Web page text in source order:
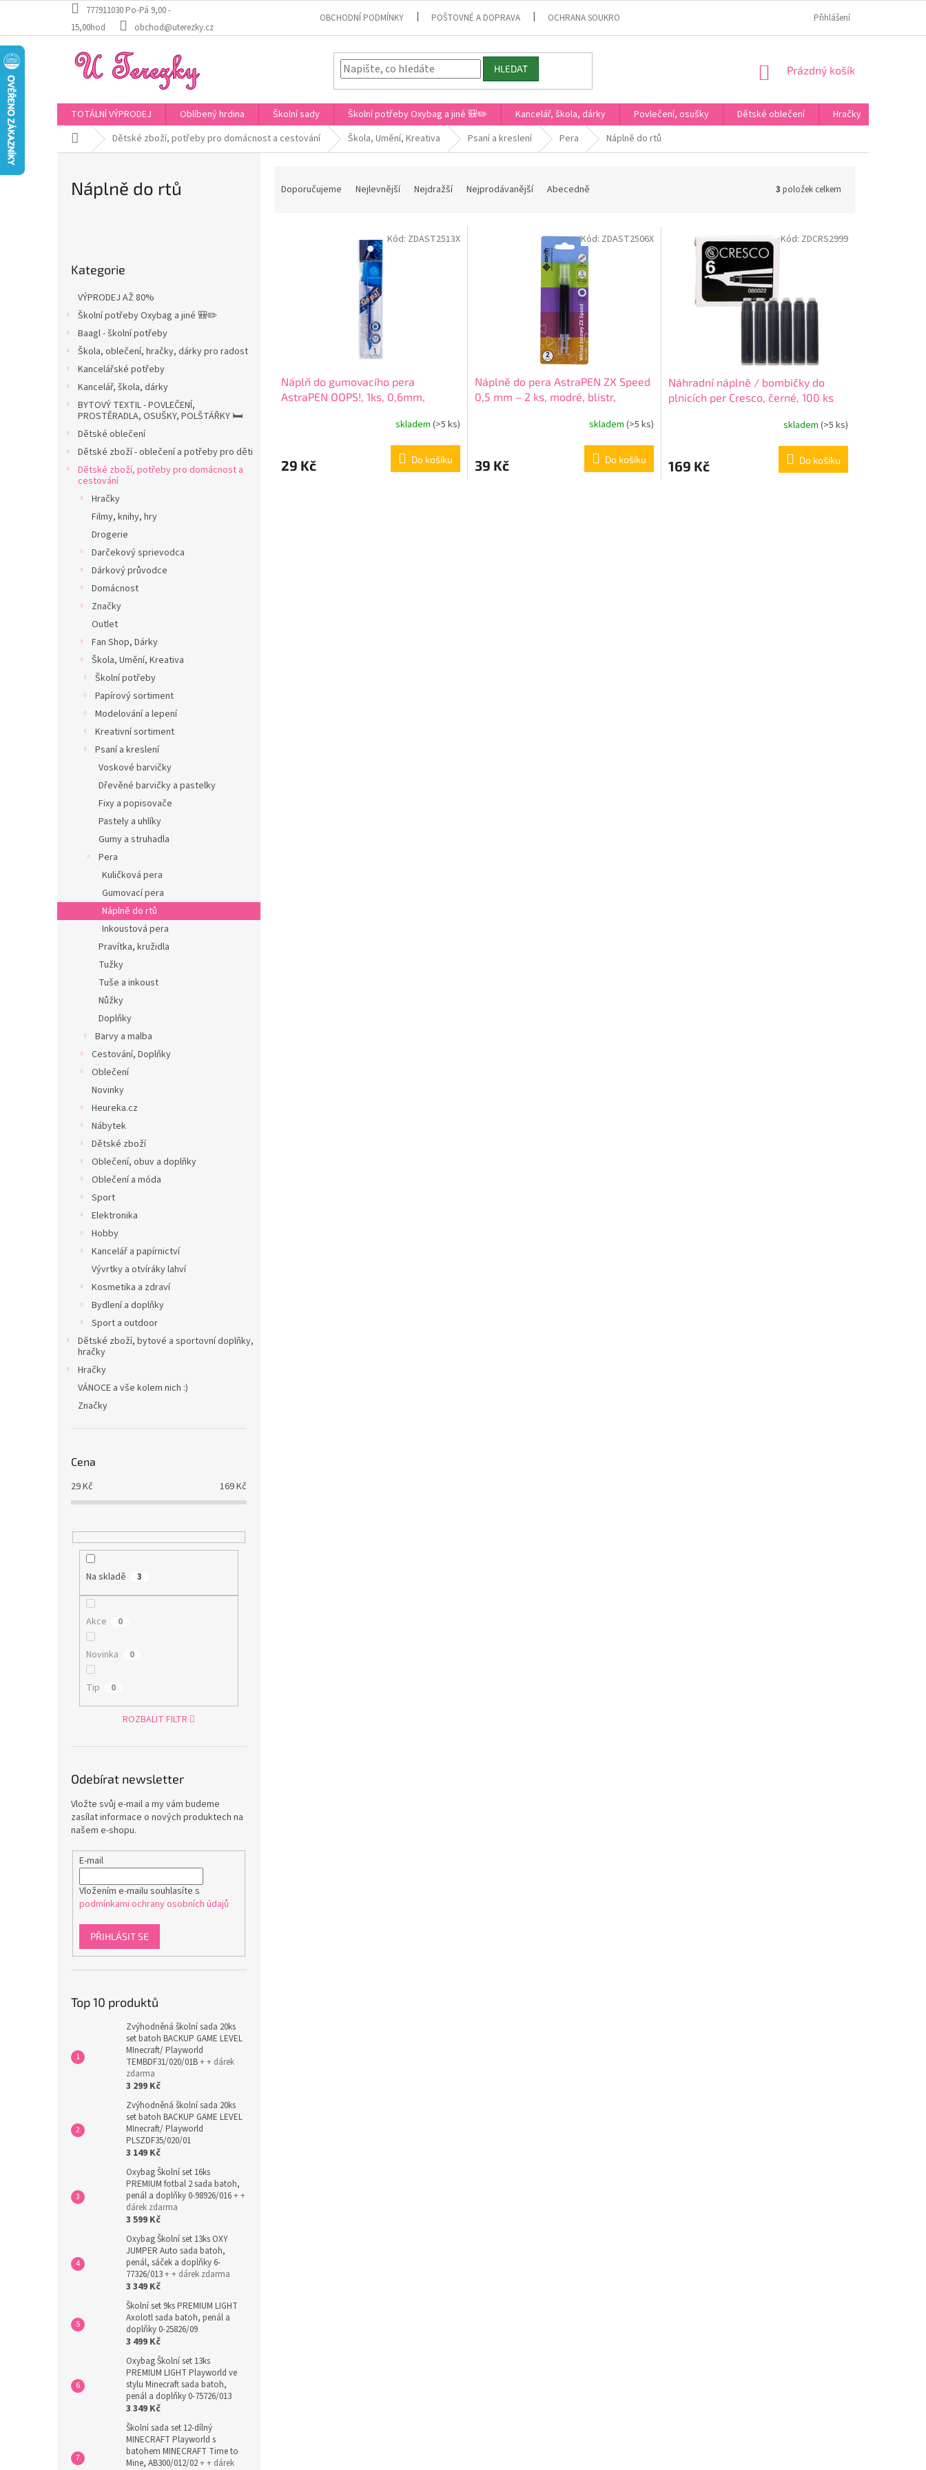
obsah
777911030 Po-Pá 9,00 -
15,00hod
obchod@uterezky.cz
OBCHODNÍ PODMÍNKY POŠTOVNÉ A DOPRAVA OCHRANA SOUKROMÍ HODNOCENÍ NA HEURÉCE
Přihlášení
HLEDAT
NÁKUPNÍ
Prázdný košík
TOTÁLNÍ VÝPRODEJ Oblíbený hrdina Školní sady Školní potřeby Oxybag a jiné 🎒✏️ Kancelář, škola, dárky Povlečení, osušky Dětské oblečení Hračky
Domů Dětské zboží, potřeby pro domácnost a cestování Škola, Umění, Kreativa Psaní a kreslení Pera Náplně do rtů
Náplně do rtů
kategorie
Kategorie
VÝPRODEJ AŽ 80%
Školní potřeby Oxybag a jiné 🎒✏️
Baagl - školní potřeby
Škola, oblečení, hračky, dárky pro radost
Kancelářské potřeby
Kancelář, škola, dárky
BYTOVÝ TEXTIL - POVLEČENÍ,
PROSTĚRADLA, OSUŠKY, POLŠTÁŘKY 🛏️
Dětské oblečení
Dětské zboží - oblečení a potřeby pro děti
Dětské zboží, potřeby pro domácnost a
cestování
Hračky
Filmy, knihy, hry
Drogerie
Darčekový sprievodca
Dárkový průvodce
Domácnost
Značky
Outlet
Fan Shop, Dárky
Škola, Umění, Kreativa
Školní potřeby
Papírový sortiment
Modelování a lepení
Kreativní sortiment
Psaní a kreslení
Voskové barvičky
Dřevěné barvičky a pastelky
Fixy a popisovače
Pastely a uhlíky
Gumy a struhadla
Pera
Kuličková pera
Gumovací pera
Náplně do rtů
Inkoustová pera
Pravítka, kružidla
Tužky
Tuše a inkoust
Nůžky
Doplňky
Barvy a malba
Cestování, Doplňky
Oblečení
Novinky
Heureka.cz
Nábytek
Dětské zboží
Oblečení, obuv a doplňky
Oblečení a móda
Sport
Elektronika
Hobby
Kancelář a papírnictví
Vývrtky a otvíráky lahví
Kosmetika a zdraví
Bydlení a doplňky
Sport a outdoor
Dětské zboží, bytové a sportovní doplňky,
hračky
Hračky
VÁNOCE a vše kolem nich :)
Značky
Cena
29Kč 169Kč
Na skladě 3
Akce 0
Novinka 0
Tip 0
ROZBALIT FILTR
Odebírat newsletter
Vložte svůj e-mail a my vám budeme
zasílat informace o nových produktech na
našem e-shopu.
E-mail
Vložením e-mailu souhlasíte s
podmínkami ochrany osobních údajů
PŘIHLÁSIT SE
Top 10 produktů
Zvýhodněná školní sada 20ks
set batoh BACKUP GAME LEVEL
MInecraft/ Playworld
TEMBDF31/020/01B+ + dárek
zdarma
3 299 Kč
Zvýhodněná školní sada 20ks
set batoh BACKUP GAME LEVEL
MInecraft/ Playworld
PLSZDF35/020/01
3 149 Kč
Oxybag Školní set 16ks
PREMIUM fotbal 2 sada batoh,
penál a doplňky 0-98926/016+ +
dárek zdarma
3 599 Kč
Oxybag Školní set 13ks OXY
JUMPER Auto sada batoh,
penál, sáček a doplňky 6-
77326/013+ + dárek zdarma
3 349 Kč
Školní set 9ks PREMIUM LIGHT
Axolotl sada batoh, penál a
doplňky 0-25826/09
3 499 Kč
Oxybag Školní set 13ks
PREMIUM LIGHT Playworld ve
stylu Minecraft sada batoh,
penál a doplňky 0-75726/013
3 349 Kč
Školní sada set 12-dílný
MINECRAFT Playworld s
batohem MINECRAFT Time to
Mine, AB300/012/02+ + dárek
Doporučujeme Nejlevnější Nejdražší Nejprodávanější Abecedně 3 položek celkem
Náplň do gumovacího pera
AstraPEN OOPS!, 1ks, 0,6mm,
skladem (>5 ks)
29 Kč Do košíku
Kód: ZDAST2513X
Náplně do pera AstraPEN ZX Speed
0,5 mm – 2 ks, modré, blistr,
skladem (>5 ks)
39 Kč Do košíku
Kód: ZDAST2506X
Náhradní náplně / bombičky do
plnicích per Cresco, černé, 100 ks
skladem (>5 ks)
169 Kč Do košíku
Kód: ZDCRS2999